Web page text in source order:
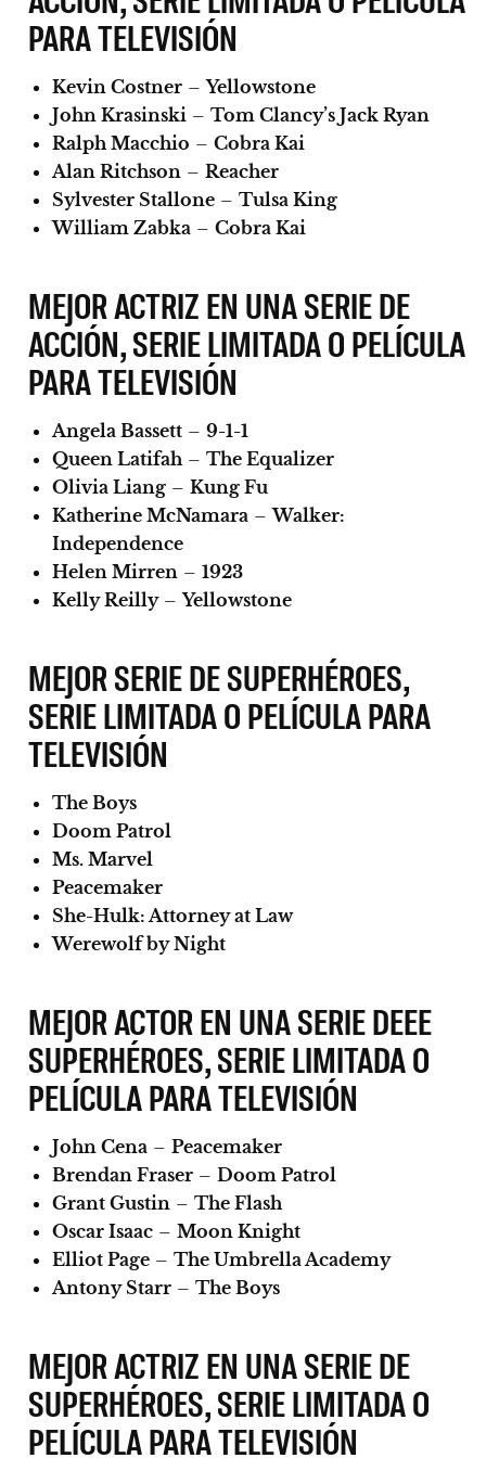
PARA TELEVISIÓN
Kevin Costner –Yellowstone
John Krasinski – Tom Clancy’s Jack Ryan
Ralph Macchio – Cobra Kai
Alan Ritchson – Reacher
Sylvester Stallone – Tulsa King
William Zabka – Cobra Kai
MEJOR ACTRIZ EN UNA SERIE DE
ACCIÓN, SERIE LIMITADA O PELÍCULA
PARA TELEVISIÓN
Angela Bassett – 9-1-1
Queen Latifah– The Equalizer
Olivia Liang – Kung Fu
Katherine McNamara –Walker:
Independence
Helen Mirren – 1923
Kelly Reilly–Yellowstone
MEJOR SERIE DE SUPERHÉROES,
SERIE LIMITADA O PELÍCULA PARA
TELEVISIÓN
The Boys
Doom Patrol
Ms. Marvel
Peacemaker
She-Hulk: Attorney at Law
Werewolf by Night
MEJOR ACTOR EN UNA SERIE DEEE
SUPERHÉROES, SERIE LIMITADA O
PELÍCULA PARA TELEVISIÓN
John Cena – Peacemaker
Brendan Fraser – Doom Patrol
Grant Gustin – The Flash
Oscar Isaac – Moon Knight
Elliot Page – The Umbrella Academy
Antony Starr – The Boys
MEJOR ACTRIZ EN UNA SERIE DE
SUPERHÉROES, SERIE LIMITADA O
PELÍCULA PARA TELEVISIÓN